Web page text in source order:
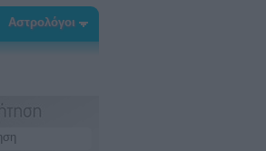
Αστρολόγοι